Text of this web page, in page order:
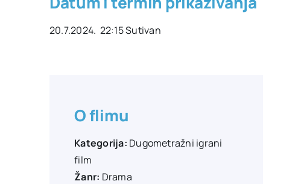
20.7.2024. 22:15 Sutivan
O flimu
Kategorija: Dugometražni igrani
film
Žanr: Drama